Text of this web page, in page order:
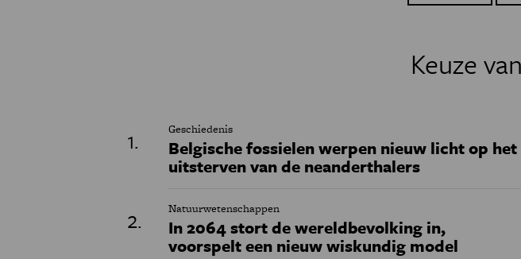
Keuze
Geschiedenis
Belgische fossielen werpen nieuw licht op het
uitsterven van de neanderthalers
Natuurwetenschappen
In 2064 stort de wereldbevolking in,
voorspelt een nieuw wiskundig model